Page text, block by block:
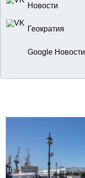
Новости
Геократия
Google Новости